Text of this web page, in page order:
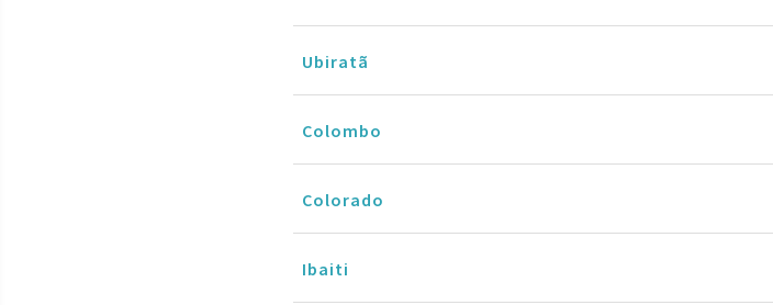
Ubiratã
Colombo
Colorado
Ibaiti